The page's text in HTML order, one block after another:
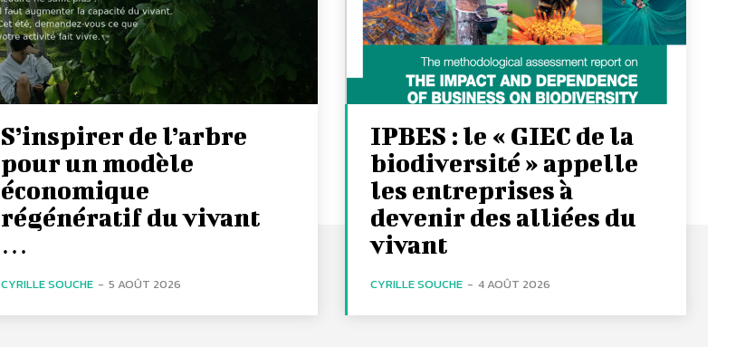
S’inspirer de l’arbre
pour un modèle
économique
régénératif du vivant
…
CYRILLE SOUCHE - 5 AOÛT 2026
IPBES : le « GIEC de la
biodiversité » appelle
les entreprises à
devenir des alliées du
vivant
CYRILLE SOUCHE - 4 AOÛT 2026